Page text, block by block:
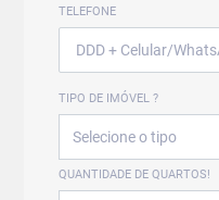
TELEFONE
TIPO DE IMÓVEL ?
QUANTIDADE DE QUARTOS!